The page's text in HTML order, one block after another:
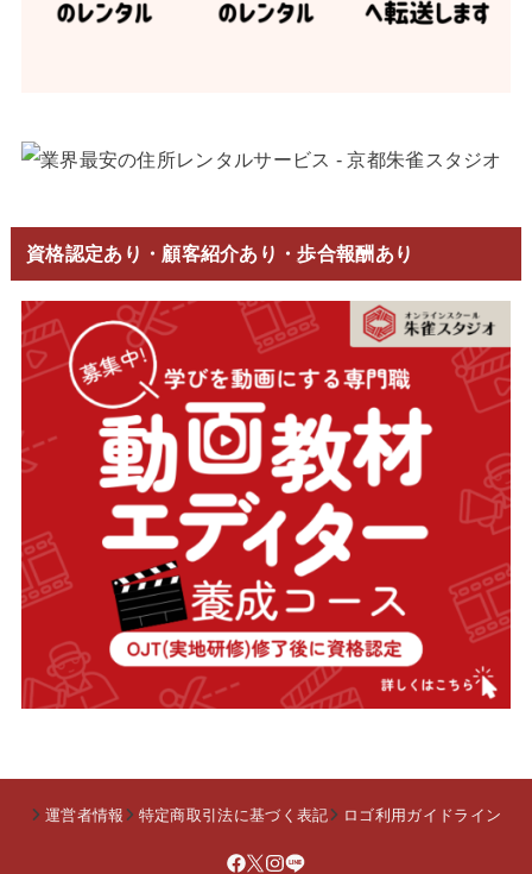
資格認定あり・顧客紹介あり・歩合報酬あり
運営者情報 特定商取引法に基づく表記 ロゴ利用ガイドライン